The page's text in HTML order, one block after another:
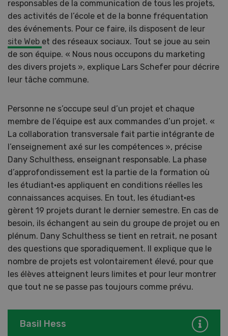
responsables de la communication de tous les projets,
des activités de l’école et de la bonne fréquentation
des événements. Pour ce faire, ils disposent de leur
site Web et des réseaux sociaux. Tout se joue au sein
de son équipe. « Nous nous occupons du marketing
des divers projets », explique Lars Schefer pour décrire
leur tâche commune.
Personne ne s’occupe seul d’un projet et chaque
membre de l’équipe est aux commandes d’un projet. «
La collaboration transversale fait partie intégrante de
l’enseignement axé sur les compétences », précise
Dany Schulthess, enseignant responsable. La phase
d’approfondissement est la partie de la formation où
les étudiant·es appliquent en conditions réelles les
connaissances acquises. En tout, les étudiant·es
gèrent 19 projets durant le dernier semestre. En cas de
besoin, ils échangent au sein du groupe de projet ou en
plénum. Dany Schulthess se tient en retrait, ne posant
des questions que sporadiquement. Il explique que le
nombre de projets est volontairement élevé, pour que
les élèves atteignent leurs limites et pour leur montrer
que tout ne se passe pas toujours comme prévu.
Basil Hess